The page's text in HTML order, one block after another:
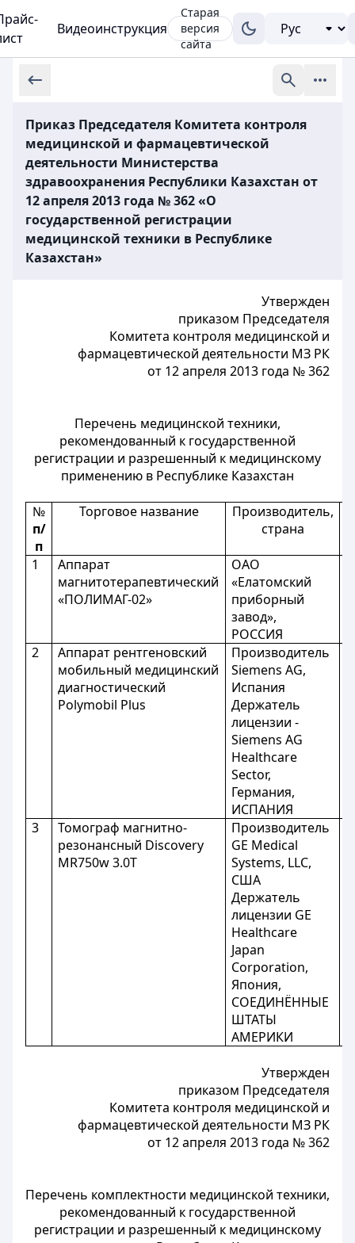
Видеоинструкция
Старая
версия
сайта
Приказ Председателя Комитета контроля
медицинской и фармацевтической
деятельности Министерства
здравоохранения Республики Казахстан от
12 апреля 2013 года № 362 «О
государственной регистрации
медицинской техники в Республике
Казахстан»
Утвержден
приказом Председателя
Комитета контроля медицинской и
фармацевтической деятельности МЗ РК
от 12 апреля 2013 года № 362
Перечень медицинской техники,
рекомендованный к государственной
регистрации и разрешенный к медицинскому
применению в Республике Казахстан
№
п/
п
Торговое название
Производитель,
страна
1
Аппарат
магнитотерапевтический
«ПОЛИМАГ-02»
ОАО
«Елатомский
приборный
завод»,
РОССИЯ
2
Аппарат рентгеновский
мобильный медицинский
диагностический
Polymobil Plus
Производитель
Siemens AG,
Испания
Держатель
лицензии -
Siemens AG
Healthcare
Sector,
Германия,
ИСПАНИЯ
3
Томограф магнитно-
резонансный Discovery
MR750w 3.0Т
Производитель
GE Medical
Systems, LLC,
США
Держатель
лицензии GE
Healthcare
Japan
Corporation,
Япония,
СОЕДИНЁННЫЕ
ШТАТЫ
АМЕРИКИ
Утвержден
приказом Председателя
Комитета контроля медицинской и
фармацевтической деятельности МЗ РК
от 12 апреля 2013 года № 362
Перечень комплектности медицинской техники,
рекомендованный к государственной
регистрации и разрешенный к медицинскому